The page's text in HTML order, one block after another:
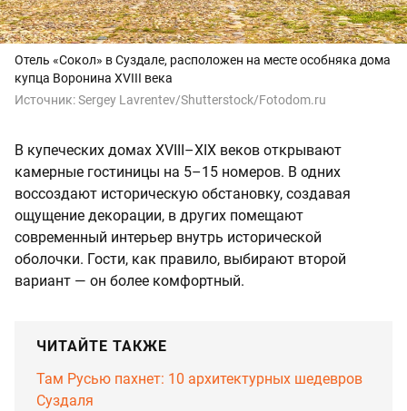
Отель «Сокол» в Суздале, расположен на месте особняка дома
купца Воронина XVIII века
Источник:Sergey Lavrentev/Shutterstock/Fotodom.ru
В купеческих домах XVIII–XIX веков открывают
камерные гостиницы на 5–15 номеров. В одних
воссоздают историческую обстановку, создавая
ощущение декорации, в других помещают
современный интерьер внутрь исторической
оболочки. Гости, как правило, выбирают второй
вариант — он более комфортный.
ЧИТАЙТЕ ТАКЖЕ
Там Русью пахнет: 10 архитектурных шедевров
Суздаля